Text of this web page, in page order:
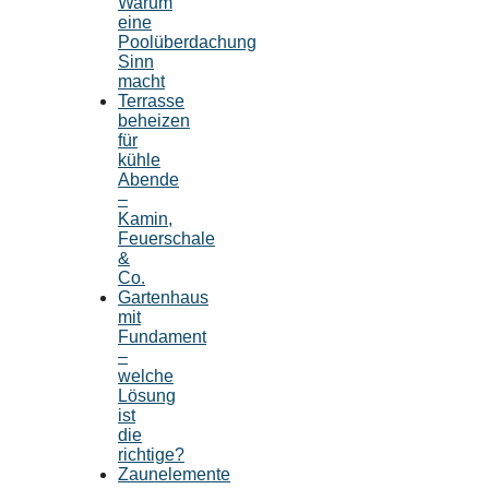
eine
Poolüberdachung
Sinn
macht
Terrasse
beheizen
für
kühle
Abende
–
Kamin,
Feuerschale
&
Co.
Gartenhaus
mit
Fundament
–
welche
Lösung
ist
die
richtige?
Zaunelemente